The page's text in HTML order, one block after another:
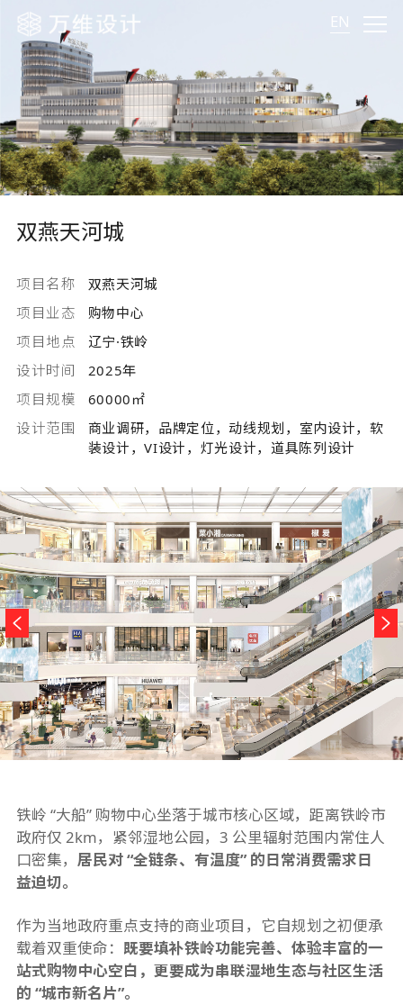
EN
双燕天河城
项目名称 双燕天河城
项目业态 购物中心
项目地点 辽宁·铁岭
设计时间 2025年
项目规模 60000㎡
设计范围
商业调研，品牌定位，动线规划，室内设计，软
装设计，VI设计，灯光设计，道具陈列设计
铁岭 “大船” 购物中心坐落于城市核心区域，距离铁岭市
政府仅 2km，紧邻湿地公园，3 公里辐射范围内常住人
口密集， 居民对 “全链条、有温度” 的日常消费需求日
益迫切。
作为当地政府重点支持的商业项目，它自规划之初便承
载着双重使命： 既要填补铁岭功能完善、体验丰富的一
站式购物中心空白，更要成为串联湿地生态与社区生活
的 “城市新名片”。